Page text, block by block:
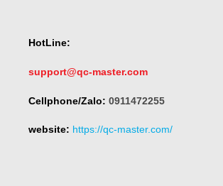
HotLine:
support@qc-master.com
Cellphone/Zalo: 0911472255
website: https://qc-master.com/